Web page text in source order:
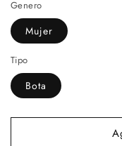
Genero
Mujer
Tipo
Bota